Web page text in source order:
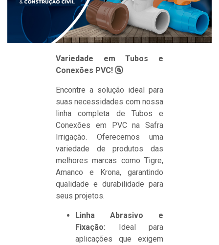
Variedade em Tubos e
Conexões PVC! 🚰
Encontre a solução ideal para
suas necessidades com nossa
linha completa de Tubos e
Conexões em PVC na Safra
Irrigação. Oferecemos uma
variedade de produtos das
melhores marcas como Tigre,
Amanco e Krona, garantindo
qualidade e durabilidade para
seus projetos.
Linha Abrasivo e
Fixação: Ideal para
aplicações que exigem